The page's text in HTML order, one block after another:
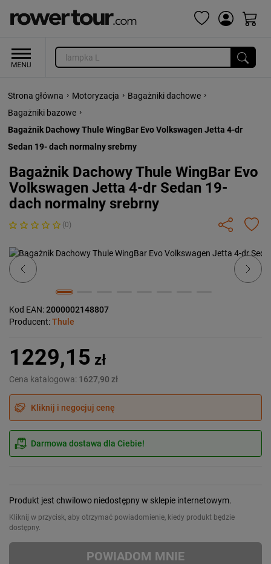
Strona główna › Motoryzacja › Bagażniki dachowe ›
Bagażniki bazowe ›
Bagażnik Dachowy Thule WingBar Evo Volkswagen Jetta 4-dr
Sedan 19- dach normalny srebrny
Bagażnik Dachowy Thule WingBar Evo
Volkswagen Jetta 4-dr Sedan 19-
dach normalny srebrny
(0)
Previous Next
Kod EAN:2000002148807
Producent:Thule
1229,15 zł
Cena katalogowa: 1627,90 zł
Kliknij i negocjuj cenę
Darmowa dostawa dla Ciebie!
Produkt jest chwilowo niedostępny w sklepie internetowym.
Kliknij w przycisk, aby otrzymać powiadomienie, kiedy produkt będzie
dostępny.
POWIADOM MNIE